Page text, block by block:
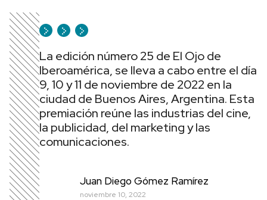
La edición número 25 de El Ojo de
Iberoamérica, se lleva a cabo entre el día
9, 10 y 11 de noviembre de 2022 en la
ciudad de Buenos Aires, Argentina. Esta
premiación reúne las industrias del cine,
la publicidad, del marketing y las
comunicaciones.
Juan Diego Gómez Ramírez
noviembre 10, 2022